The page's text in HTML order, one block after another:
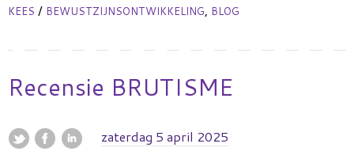
KEES / BEWUSTZIJNSONTWIKKELING, BLOG
Recensie BRUTISME
zaterdag 5 april 2025